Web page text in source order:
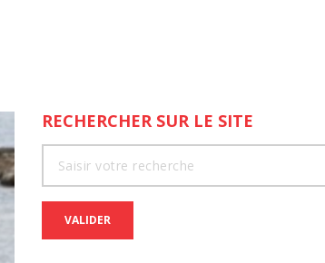
RECHERCHER SUR LE SITE
VALIDER